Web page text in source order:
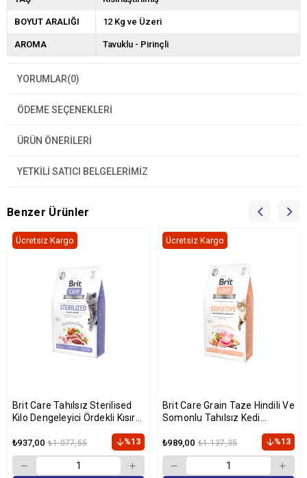
BOYUT ARALIĞI 12 Kg ve Üzeri
AROMA Tavuklu - Pirinçli
YORUMLAR(0)
ÖDEME SEÇENEKLERI
ÜRÜN ÖNERILERI
YETKİLİ SATICI BELGELERİMİZ
Benzer Ürünler
Brit Care Tahılsız Sterilised
Kilo Dengeleyici Ördekli Kısır
₺937,00 ₺1.077,55 %13
Ücretsiz Kargo
Brit Care Grain Taze Hindili Ve
Somonlu Tahılsız Kedi
₺989,00 ₺1.137,35 %13
Ücretsiz Kargo